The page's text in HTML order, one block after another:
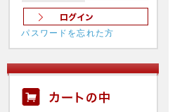
パスワードを忘れた方